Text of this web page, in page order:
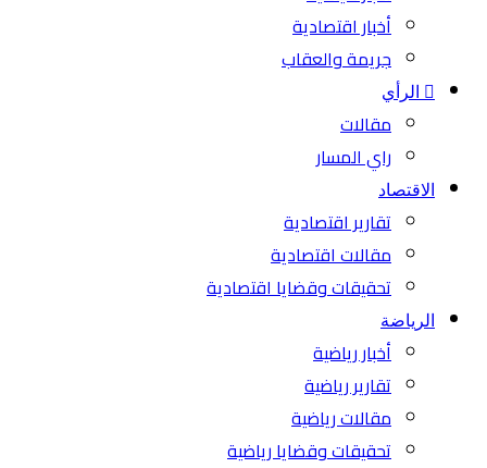
أخبار اقتصادية
جريمة والعقاب
الرأي
مقالات
راي المسار
الاقتصاد
تقارير اقتصادية
مقالات اقتصادية
تحقيقات وقضايا اقتصادية
الرياضة
أخبار رياضية
تقارير رياضية
مقالات رياضية
تحقيقات وقضايا رياضية